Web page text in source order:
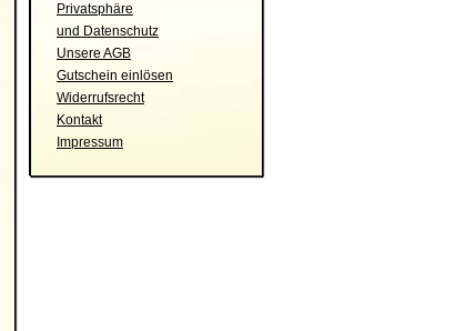
Privatsphäre
und Datenschutz
Unsere AGB
Gutschein einlösen
Widerrufsrecht
Kontakt
Impressum